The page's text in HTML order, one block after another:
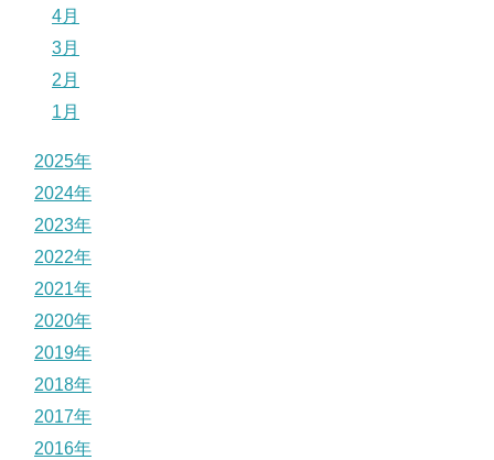
4月
3月
2月
1月
2025年
2024年
2023年
2022年
2021年
2020年
2019年
2018年
2017年
2016年